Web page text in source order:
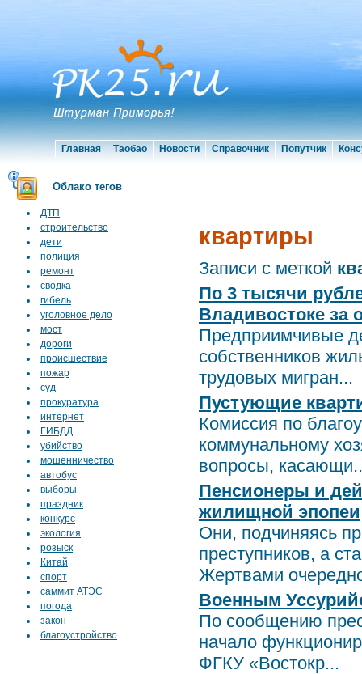
Главная Таобао Новости Справочник Попутчик
Облако тегов
ДТП
строительство
дети
полиция
ремонт
сводка
гибель
уголовное дело
мост
дороги
происшествие
пожар
суд
прокуратура
интернет
ГИБДД
убийство
мошенничество
автобус
выборы
праздник
конкурс
экология
розыск
Китай
спорт
саммит АТЭС
погода
закон
благоустройство
квартиры
Записи с меткой
По 3 тысячи
Владивостоке за
Предприимчивые
собственников
трудовых мигран...
Пустующие
Комиссия по
коммунальному
вопросы,
Пенсионеры и
жилищной эпопеи
Они, подчиняясь
преступников, а
Жертвами
Военным
По сообщению
начало
ФГКУ «Востокр...